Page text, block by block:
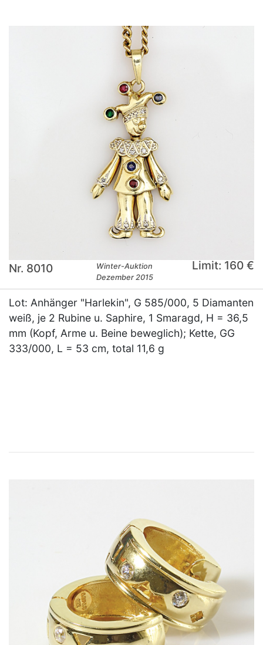
Nr. 8010
Winter-Auktion
Dezember 2015
Limit: 160 €
Lot: Anhänger "Harlekin", G 585/000, 5 Diamanten
weiß, je 2 Rubine u. Saphire, 1 Smaragd, H = 36,5
mm (Kopf, Arme u. Beine beweglich); Kette, GG
333/000, L = 53 cm, total 11,6 g